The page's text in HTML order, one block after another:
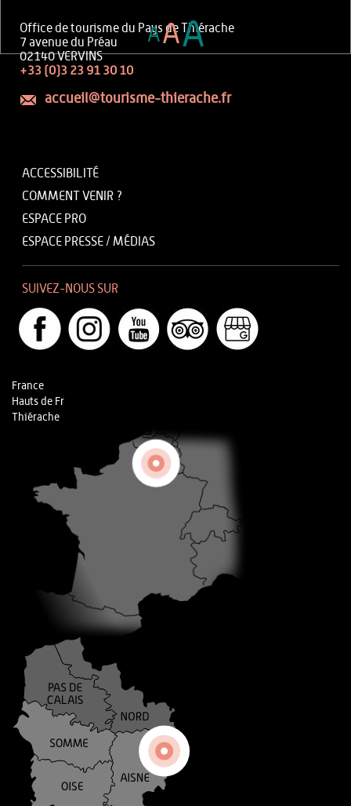
Office de tourisme du Pays de Thiérache
7 avenue du Préau
02140 VERVINS
+33 (0)3 23 91 30 10
accueil@tourisme-thierache.fr
ACCESSIBILITÉ
COMMENT VENIR ?
ESPACE PRO
ESPACE PRESSE / MÉDIAS
SUIVEZ-NOUS SUR
France
Hauts de Fr
Thiérache
AAA